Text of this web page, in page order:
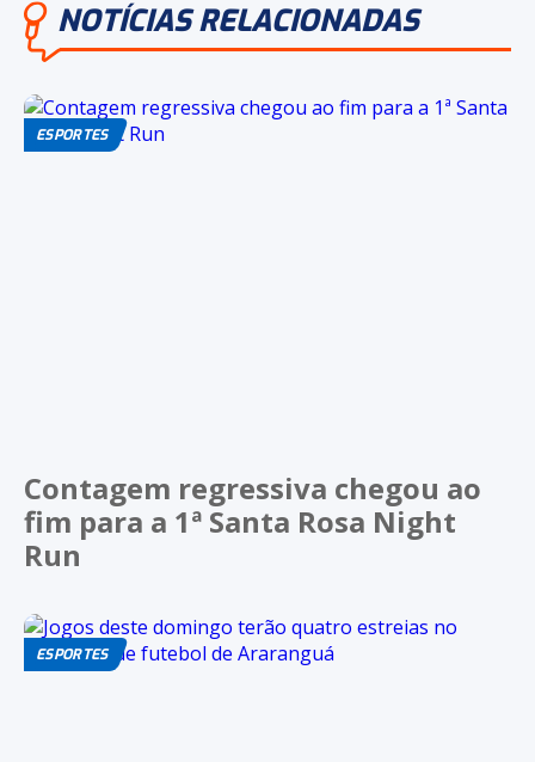
NOTÍCIAS RELACIONADAS
ESPORTES
Contagem regressiva chegou ao
fim para a 1ª Santa Rosa Night
Run
ESPORTES